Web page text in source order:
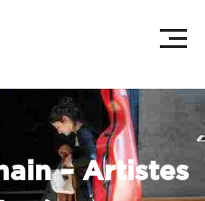
– Artistes